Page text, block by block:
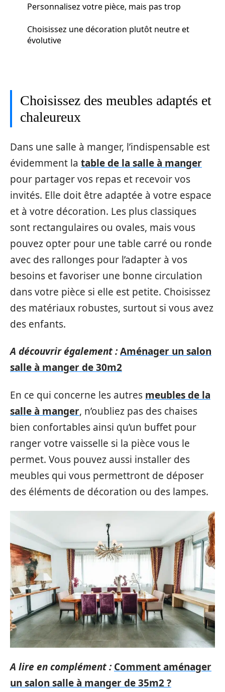
Personnalisez votre pièce, mais pas trop
Choisissez une décoration plutôt neutre et
évolutive
Choisissez des meubles adaptés et
chaleureux
Dans une salle à manger, l’indispensable est
évidemment la table de la salle à manger
pour partager vos repas et recevoir vos
invités. Elle doit être adaptée à votre espace
et à votre décoration. Les plus classiques
sont rectangulaires ou ovales, mais vous
pouvez opter pour une table carré ou ronde
avec des rallonges pour l’adapter à vos
besoins et favoriser une bonne circulation
dans votre pièce si elle est petite. Choisissez
des matériaux robustes, surtout si vous avez
des enfants.
A découvrir également :Aménager un salon
salle à manger de 30m2
En ce qui concerne les autres meubles de la
salle à manger, n’oubliez pas des chaises
bien confortables ainsi qu’un buffet pour
ranger votre vaisselle si la pièce vous le
permet. Vous pouvez aussi installer des
meubles qui vous permettront de déposer
des éléments de décoration ou des lampes.
A lire en complément : Comment aménager
un salon salle à manger de 35m2 ?